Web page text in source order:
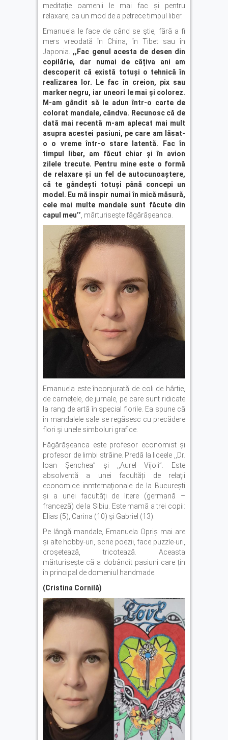
meditație oamenii le mai fac și pentru
relaxare, ca un mod de a petrece timpul liber.
Emanuela le face de când se știe, fără a fi
mers vreodată în China, în Tibet sau în
Japonia.
,,Fac genul acesta de desen din
copilărie, dar numai de câțiva ani am
descoperit că există totuși o tehnică în
realizarea lor. Le fac în creion, pix sau
marker negru, iar uneori le mai și colorez.
M-am gândit să le adun într-o carte de
colorat mandale, cândva. Recunosc că de
dată mai recentă m-am aplecat mai mult
asupra acestei pasiuni, pe care am lăsat-
o o vreme într-o stare latentă. Fac în
timpul liber, am făcut chiar și în avion
zilele trecute. Pentru mine este o formă
de relaxare și un fel de autocunoaștere,
că te gândești totuși până concepi un
model. Eu mă inspir numai în mică măsură,
cele mai multe mandale sunt făcute din
capul meu’’ , mărturisește făgărășeanca.
Emanuela este înconjurată de coli de hârtie,
de carnețele, de jurnale, pe care sunt ridicate
la rang de artă în special florile. Ea spune că
în mandalele sale se regăsesc cu precădere
flori și unele simboluri grafice.
Făgărășeanca este profesor economist și
profesor de limbi străine. Predă la liceele ,,Dr.
Ioan Șenchea’’ și ,,Aurel Vijoli’’. Este
absolventă a unei facultăți de relații
economice inmternaționale de la București
și a unei facultăți de litere (germană –
franceză) de la Sibiu. Este mamă a trei copii:
Elias (5), Carina (10) și Gabriel (13).
Pe lângă mandale, Emanuela Opriș mai are
și alte hobby-uri, scrie poezii, face puzzle-uri,
croșetează, tricotează. Aceasta
mărturisește că a dobândit pasiuni care țin
în principal de domeniul handmade.
(Cristina Cornilă)